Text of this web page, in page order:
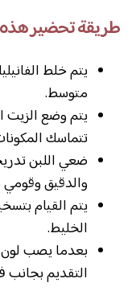
طريقة تحضير
يتم خلط
متوسط.
يتم وضع الزيت
تتماسك
ضعي اللبن
والدقيق وقومي
يتم القيام
الخليط.
بعدما يصب
التقديم بجانب